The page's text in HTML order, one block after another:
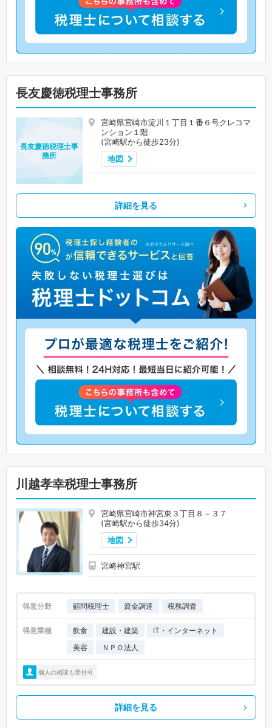
長友慶徳税理士事務所
宮崎県宮崎市淀川１丁目１番６号クレコマ
ンション１階
(宮崎駅から徒歩23分)
地図
長友慶徳税理士事
務所
詳細を見る
川越孝幸税理士事務所
宮崎県宮崎市神宮東３丁目８－３７
(宮崎駅から徒歩34分)
地図
宮崎神宮駅
得意分野 顧問税理士 資金調達 税務調査
得意業種 飲食 建設・建築
IT・インターネット
美容
ＮＰＯ法人
個人の相談も受付可
詳細を見る